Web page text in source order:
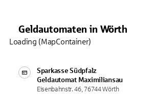
Geldautomaten in Wörth
Sparkasse Südpfalz
Geldautomat Maximiliansau
Eisenbahnstr. 46, 76744 Wörth
Loading (MapContainer)